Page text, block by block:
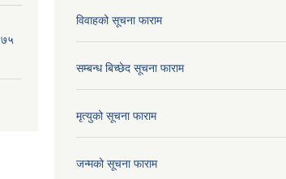
विवाहको सूचना फाराम
सम्बन्ध बिच्छेद सूचना फाराम
मृत्युको सूचना फाराम
जन्मको सूचना फाराम